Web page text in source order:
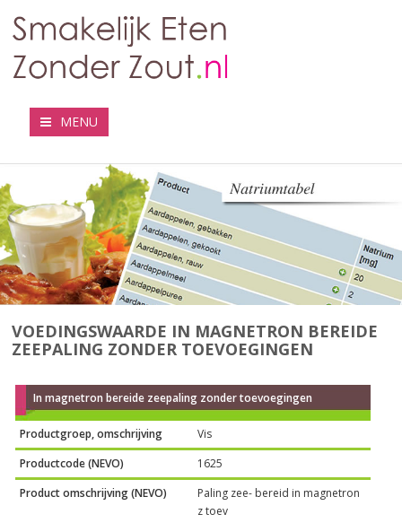
MENU
VOEDINGSWAARDE IN MAGNETRON BEREIDE
ZEEPALING ZONDER TOEVOEGINGEN
In magnetron bereide zeepaling zonder toevoegingen
Productgroep, omschrijving
Vis
Productcode (NEVO)
1625
Product omschrijving (NEVO)
Paling zee- bereid in magnetron
z toev